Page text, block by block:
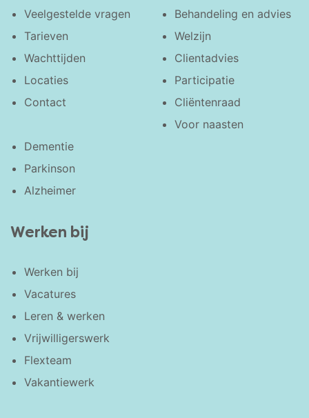
Veelgestelde vragen
Tarieven
Wachttijden
Locaties
Contact
Behandeling en advies
Welzijn
Clientadvies
Participatie
Cliëntenraad
Voor naasten
Dementie
Parkinson
Alzheimer
Werken bij
Werken bij
Vacatures
Leren & werken
Vrijwilligerswerk
Flexteam
Vakantiewerk